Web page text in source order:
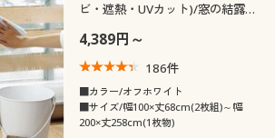
ビ・遮熱・UVカット)/窓の結露・
4,389円～
186件
■カラー/オフホワイト
■サイズ/幅100×丈68cm(2枚組)～幅
200×丈258cm(1枚物)